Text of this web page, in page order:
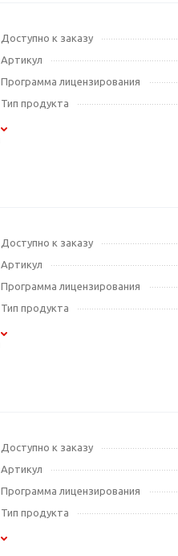
Доступно к заказу
Артикул
Программа лицензирования
Тип продукта
Доступно к заказу
Артикул
Программа лицензирования
Тип продукта
Доступно к заказу
Артикул
Программа лицензирования
Тип продукта